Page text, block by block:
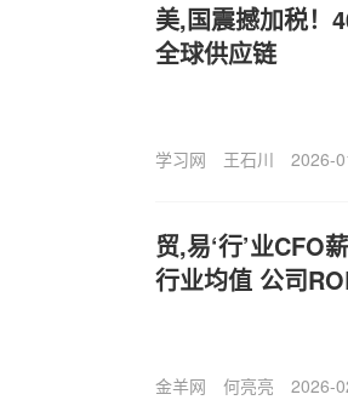
美,国震撼加税！
全球供应链
学习网 王石川 2026-
贸,易‘行’业CFO
行业均值 公司
金羊网 何亮亮 2026-